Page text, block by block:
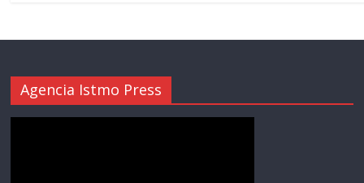
Agencia Istmo Press